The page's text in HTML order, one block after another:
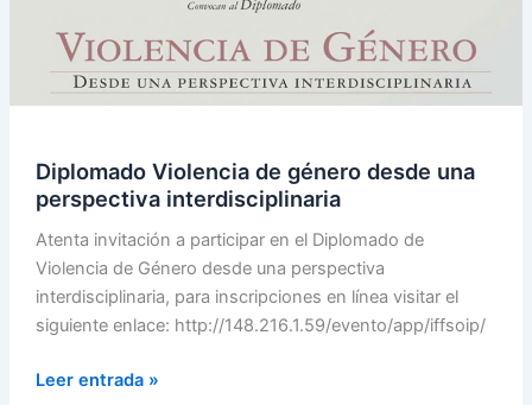
Diplomado Violencia de género desde una
perspectiva interdisciplinaria
Atenta invitación a participar en el Diplomado de
Violencia de Género desde una perspectiva
interdisciplinaria, para inscripciones en línea visitar el
siguiente enlace: http://148.216.1.59/evento/app/iffsoip/
género
desde
interdisciplinaria
Leer entrada »